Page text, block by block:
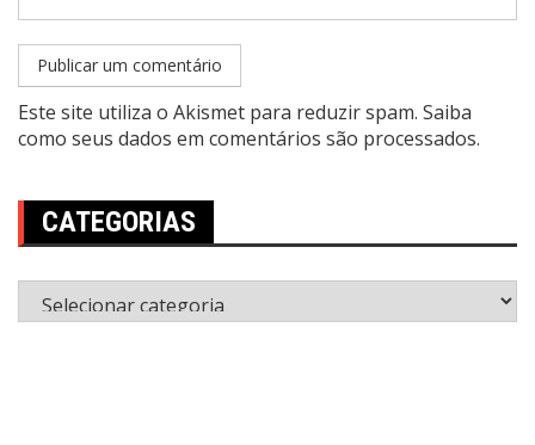
Este site utiliza o Akismet para reduzir spam. Saiba
como seus dados em comentários são processados.
CATEGORIAS
Categorias